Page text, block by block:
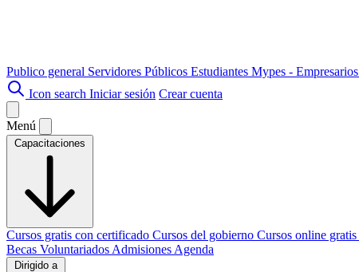
Publico general Servidores Públicos Estudiantes Mypes - Empresarios
Icon search Iniciar sesión Crear cuenta
Menú
Capacitaciones
Cursos gratis con certificado Cursos del gobierno Cursos online gratis
Becas Voluntariados Admisiones Agenda
Dirigido a